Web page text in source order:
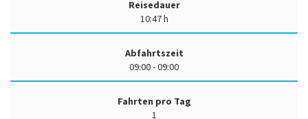
Reisedauer
10:47 h
Abfahrtszeit
09:00 - 09:00
Fahrten pro Tag
1